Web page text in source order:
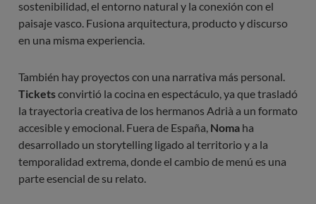
sostenibilidad, el entorno natural y la conexión con el
paisaje vasco. Fusiona arquitectura, producto y discurso
en una misma experiencia.
También hay proyectos con una narrativa más personal.
Ticketsconvirtió la cocina en espectáculo, ya que trasladó
la trayectoria creativa de los hermanos Adrià a un formato
accesible y emocional. Fuera de España, Noma ha
desarrollado un storytelling ligado al territorio y a la
temporalidad extrema, donde el cambio de menú es una
parte esencial de su relato.